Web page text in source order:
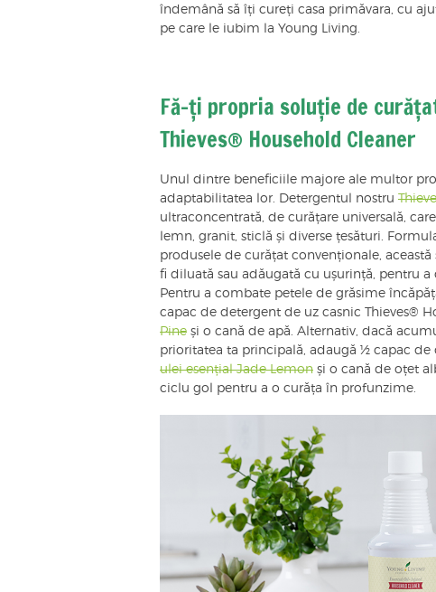
îndemână să îți cureți casa primăvara, cu
pe care le iubim la Young Living.
Fă-ți propria soluție de
Thieves® Household Cleaner
Unul dintre beneficiile majore ale multor
adaptabilitatea lor. Detergentul nostru
ultraconcentrată, de curățare universală,
lemn, granit, sticlă și diverse țesături.
produsele de curățat convenționale,
fi diluată sau adăugată cu ușurință, pentru
Pentru a combate petele de grăsime
capac de detergent de uz casnic Thieves®
Pine și o cană de apă. Alternativ, dacă
prioritatea ta principală, adaugă ½ capac
ulei esențial Jade Lemon și o cană de oțet
ciclu gol pentru a o curăța în profunzime.